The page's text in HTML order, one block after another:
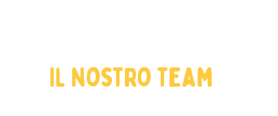
Il nostro team